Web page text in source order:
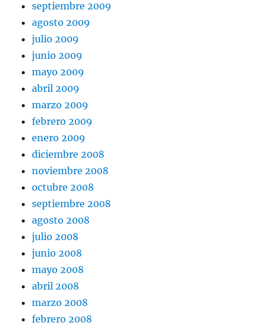
septiembre 2009
agosto 2009
julio 2009
junio 2009
mayo 2009
abril 2009
marzo 2009
febrero 2009
enero 2009
diciembre 2008
noviembre 2008
octubre 2008
septiembre 2008
agosto 2008
julio 2008
junio 2008
mayo 2008
abril 2008
marzo 2008
febrero 2008